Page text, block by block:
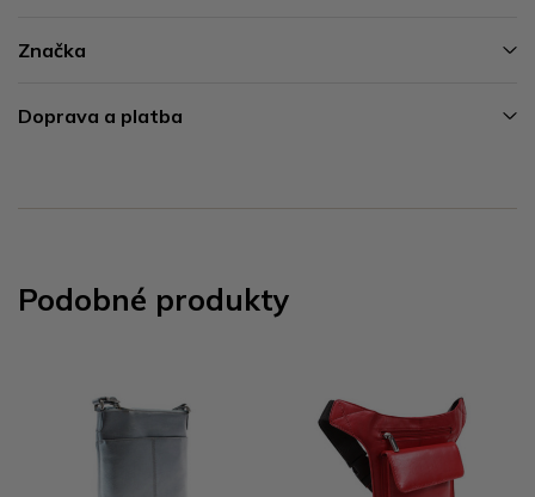
Značka
Doprava a platba
Podobné produkty